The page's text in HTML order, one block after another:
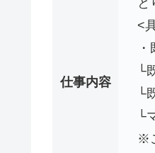
仕事内容
<
└
└
└
※